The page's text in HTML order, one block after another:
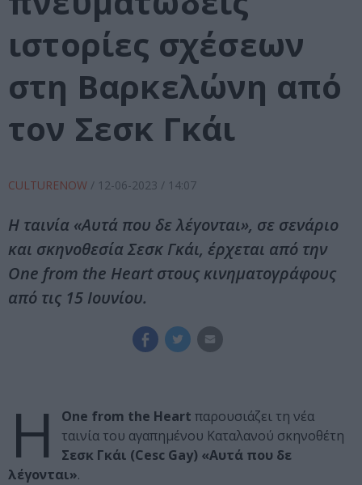
ιστορίες σχέσεων
στη Βαρκελώνη από
τον Σεσκ Γκάι
CULTURENOW / 12-06-2023 / 14:07
Η ταινία «Αυτά που δε λέγονται», σε σενάριο
και σκηνοθεσία Σεσκ Γκάι, έρχεται από την
One from the Heart στους κινηματογράφους
από τις 15 Ιουνίου.
Η One from the Heart παρουσιάζει τη νέα
ταινία του αγαπημένου Καταλανού σκηνοθέτη
Σεσκ Γκάι (Cesc Gay) «Αυτά που δε
λέγονται».